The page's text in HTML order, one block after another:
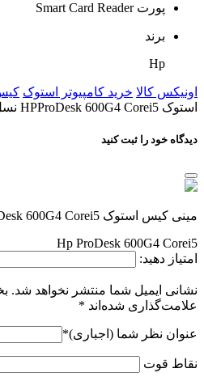
پورت Smart Card Reader
برند
Hp
اونیکس کالا خرید کامپیوتر استوک
استوک HPProDesk 600G4 Corei5 نسل 8 سایز SFF
دیدگاه خود را ثبت کنید
مینی کیس استوک HPProDesk 600G4 Corei5 نسل 8 سایز SFF
Hp ProDesk 600G4 Corei5
امتیاز دهید:
نشانی ایمیل شما منتشر نخواهد شد.
علامت‌گذاری شده‌اند *
عنوان نظر شما (اجباری)*
نقاط قوت